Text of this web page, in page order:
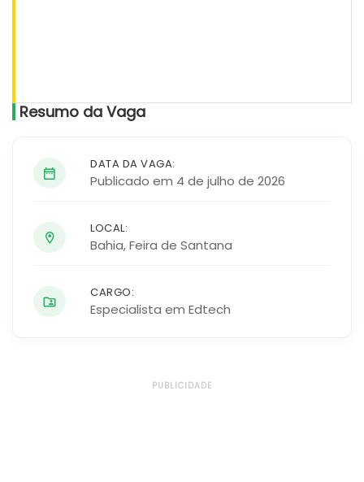
Resumo da Vaga
DATA DA VAGA:
Publicado em 4 de julho de 2026
LOCAL:
Bahia,Feira de Santana
CARGO:
Especialista em Edtech
PUBLICIDADE